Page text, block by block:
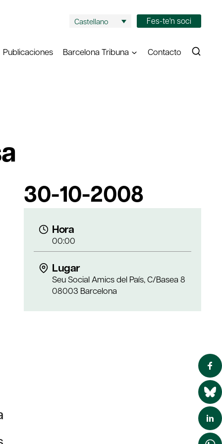
Castellano Fes-te'n soci
Publicaciones Barcelona Tribuna Contacto
30-10-2008
Hora
00:00
Lugar
Seu Social Amics del País, C/Basea 8
08003 Barcelona